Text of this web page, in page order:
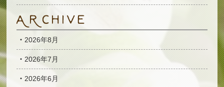
2026年8月
2026年7月
2026年6月